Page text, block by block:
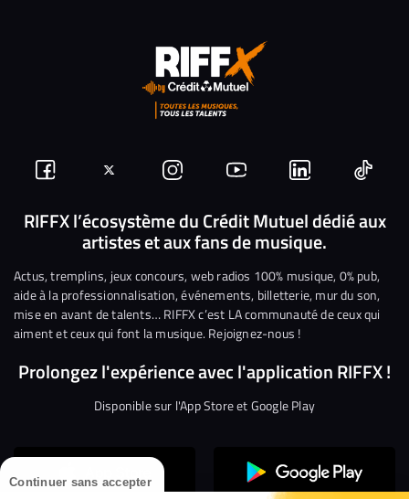
Continuer sans accepter
Suivez-
nous
Facebook
Suivez-
nous
sur
Twitter
Nous
rejoindre
sur
Instagram
Nous
rejoindre
sur
YouTube
Nous
rejoindre
sur
Linkedin
Nous
RIFFX l’écosystème du Crédit Mutuel dédié aux
artistes et aux fans de musique.
Actus, tremplins, jeux concours, web radios 100% musique, 0% pub,
aide à la professionnalisation, événements, billetterie, mur du son,
mise en avant de talents… RIFFX c’est LA communauté de ceux qui
aiment et ceux qui font la musique. Rejoignez-nous !
Prolongez l'expérience avec l'application RIFFX !
Disponible sur l'App Store et Google Play